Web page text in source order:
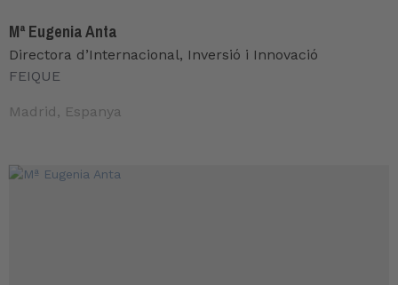
Mª Eugenia Anta
Directora d’Internacional, Inversió i Innovació
FEIQUE
Madrid, Espanya